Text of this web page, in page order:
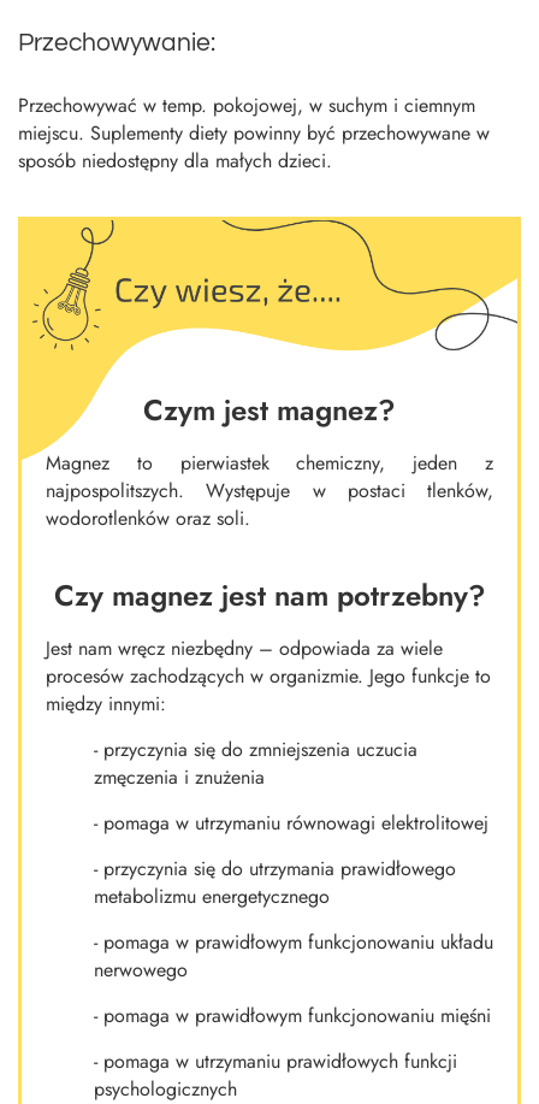
Przechowywanie:
Przechowywać w temp. pokojowej, w suchym i ciemnym
miejscu. Suplementy diety powinny być przechowywane w
sposób niedostępny dla małych dzieci.
Czym jest magnez?
Magnez to pierwiastek chemiczny, jeden z
najpospolitszych. Występuje w postaci tlenków,
wodorotlenków oraz soli.
Czy magnez jest nam potrzebny?
Jest nam wręcz niezbędny – odpowiada za wiele
procesów zachodzących w organizmie. Jego funkcje to
między innymi:
- przyczynia się do zmniejszenia uczucia
zmęczenia i znużenia
- pomaga w utrzymaniu równowagi elektrolitowej
- przyczynia się do utrzymania prawidłowego
metabolizmu energetycznego
- pomaga w prawidłowym funkcjonowaniu układu
nerwowego
- pomaga w prawidłowym funkcjonowaniu mięśni
- pomaga w utrzymaniu prawidłowych funkcji
psychologicznych